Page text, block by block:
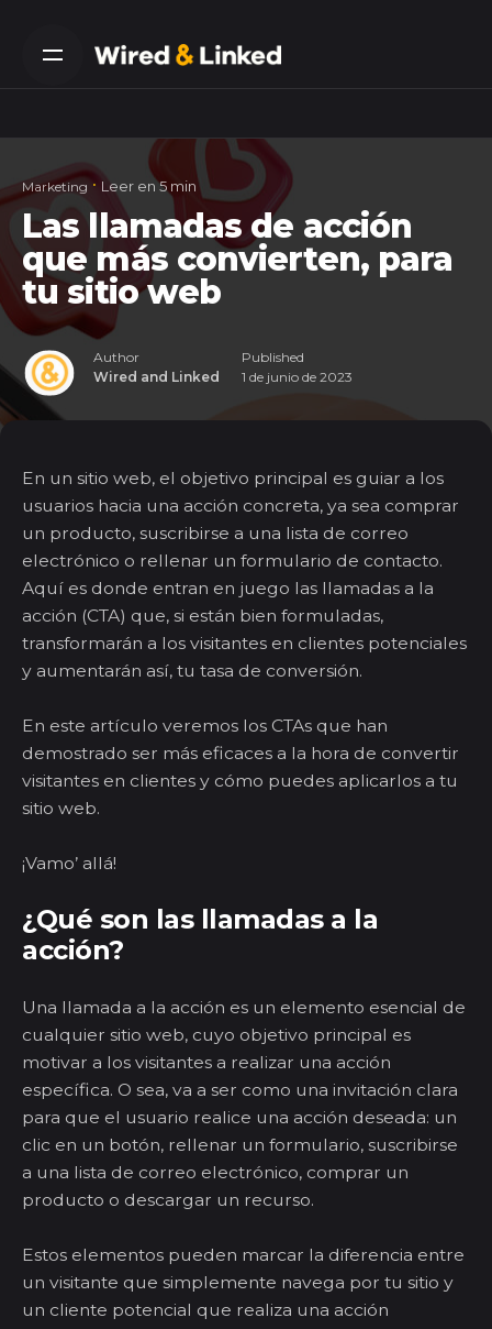
content
Marketing Leer en 5 min
Las llamadas de acción
que más convierten, para
tu sitio web
Author
Wired and Linked
Published
1 de junio de 2023
En un sitio web, el objetivo principal es guiar a los
usuarios hacia una acción concreta, ya sea comprar
un producto, suscribirse a una lista de correo
electrónico o rellenar un formulario de contacto.
Aquí es donde entran en juego las llamadas a la
acción (CTA) que, si están bien formuladas,
transformarán a los visitantes en clientes potenciales
y aumentarán así, tu tasa de conversión.
En este artículo veremos los CTAs que han
demostrado ser más eficaces a la hora de convertir
visitantes en clientes y cómo puedes aplicarlos a tu
sitio web.
¡Vamo’ allá!
¿Qué son las llamadas a la
acción?
Una llamada a la acción es un elemento esencial de
cualquier sitio web, cuyo objetivo principal es
motivar a los visitantes a realizar una acción
específica. O sea, va a ser como una invitación clara
para que el usuario realice una acción deseada: un
clic en un botón, rellenar un formulario, suscribirse
a una lista de correo electrónico, comprar un
producto o descargar un recurso.
Estos elementos pueden marcar la diferencia entre
un visitante que simplemente navega por tu sitio y
un cliente potencial que realiza una acción